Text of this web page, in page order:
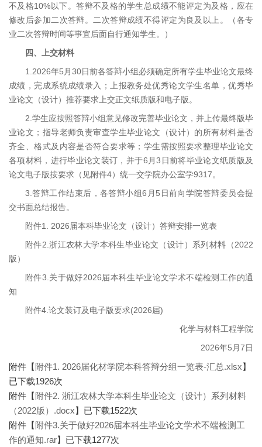
不及格10%以下。答辩不及格的学生总成绩不能评定为及格，应在
修改后参加二次答辩。二次答辩成绩不得评定为良及以上。（各专
业二次答辩时间等事宜后面自行通知学生。）
四、上交材料
1.2026年5月30日前各答辩小组必须确定所有学生毕业论文最终
成绩，完成系统成绩录入；上报教务处优秀论文学生名单，优秀毕
业论文（设计）推荐要求上交正文纸质版和电子版。
2.学生应按照答辩小组意见修改完善毕业论文，并上传最终版毕
业论文；指导老师负责审查学生毕业论文（设计）的所有材料是否
齐全、格式及内容是否符合要求等；学生需按照要求整理毕业论文
各项材料，进行毕业论文装订，并于6月3日前将毕业论文纸质版及
论文电子版按要求（见附件4）统一交学院办公室学9317。
3.答辩工作结束后，各答辩小组6月5日前向学院答辩委员会提
交书面总结报告。
附件1. 2026届本科毕业论文（设计）答辩安排一览表
附件2.浙江农林大学本科生毕业论文（设计）系列材料（2022
版）
附件3.关于做好2026届本科生毕业论文学术不端检测工作的通
知
附件4.论文装订及电子版要求(2026届)
化学与材料工程学院
2026年5月7日
附件【附件1. 2026届化材学院本科答辩分组一览表-汇总.xlsx】
已下载1926次
附件【附件2. 浙江农林大学本科生毕业论文（设计）系列材料
（2022版）.docx】已下载1522次
附件【附件3.关于做好2026届本科生毕业论文学术不端检测工
作的通知.rar】已下载1277次